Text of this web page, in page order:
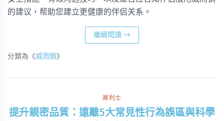
的建议，帮助您建立更健康的伴侣关系。
繼續閱讀 →
分類為《威而鋼 》
犀利士
提升親密品質：遠離5大常見性行為誤區與科學